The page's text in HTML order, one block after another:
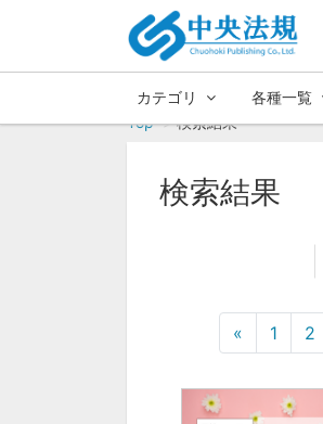
カテゴリ 各種一覧
Top
検索結果
検索結果
« 1 2